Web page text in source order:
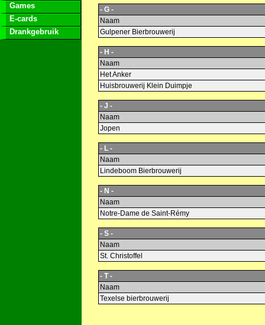
Games
E-cards
Drankgebruik
- G -
Naam
Gulpener Bierbrouwerij
- H -
Naam
Het Anker
Huisbrouwerij Klein Duimpje
- J -
Naam
Jopen
- L -
Naam
Lindeboom Bierbrouwerij
- N -
Naam
Notre-Dame de Saint-Rémy
- S -
Naam
St. Christoffel
- T -
Naam
Texelse bierbrouwerij